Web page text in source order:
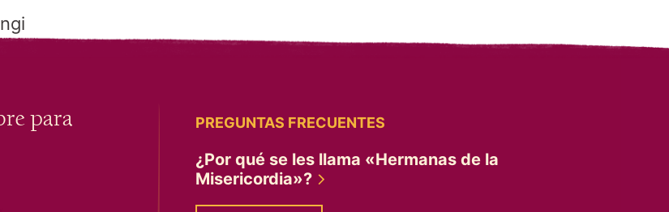
para
PREGUNTAS FRECUENTES
¿Por qué se les llama «Hermanas de la
Misericordia»?